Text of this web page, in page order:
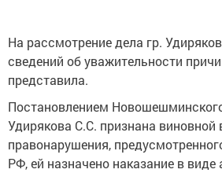
На рассмотрение дела гр.
сведений об уважительности
представила.
Постановлением
Удирякова С.С. признана
правонарушения,
РФ, ей назначено наказание в